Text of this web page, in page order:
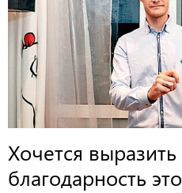
Хочется
благодарность